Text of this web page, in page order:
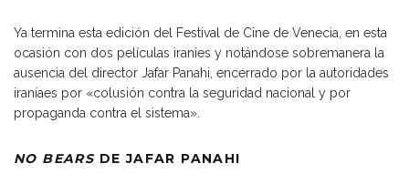
Ya termina esta edición del Festival de Cine de Venecia, en esta
ocasión con dos películas iranies y notándose sobremanera la
ausencia del director Jafar Panahi, encerrado por la autoridades
iraníaes por «colusión contra la seguridad nacional y por
propaganda contra el sistema».
NO BEARS DE JAFAR PANAHI